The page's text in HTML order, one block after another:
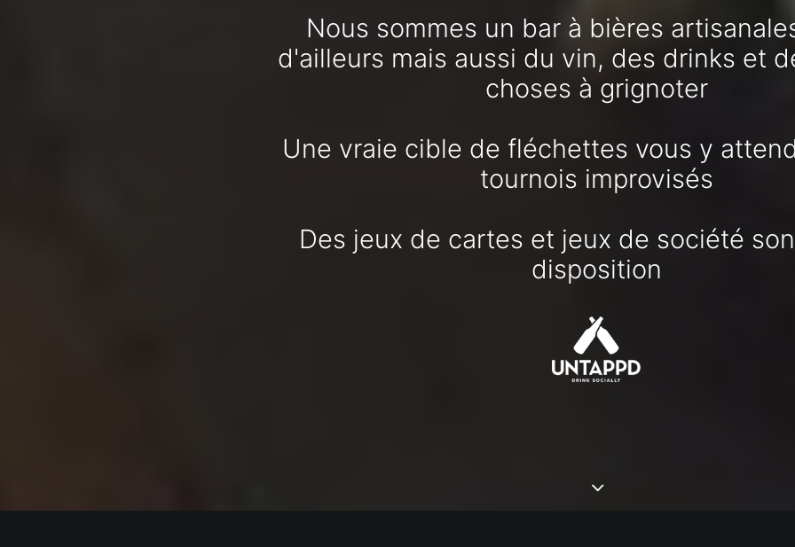
Nous sommes un bar à bières
d'ailleurs mais aussi du vin, des drinks et
choses à grignoter
Une vraie cible de fléchettes vous y
tournois improvisés
Des jeux de cartes et jeux de société
disposition